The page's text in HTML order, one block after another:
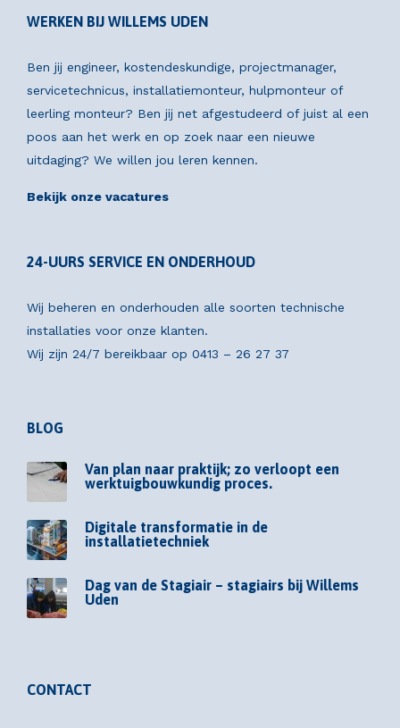
WERKEN BIJ WILLEMS UDEN
Ben jij engineer, kostendeskundige, projectmanager,
servicetechnicus, installatiemonteur, hulpmonteur of
leerling monteur? Ben jij net afgestudeerd of juist al een
poos aan het werk en op zoek naar een nieuwe
uitdaging? We willen jou leren kennen.
Bekijk onze vacatures
24-UURS SERVICE EN ONDERHOUD
Wij beheren en onderhouden alle soorten technische
installaties voor onze klanten.
Wij zijn 24/7 bereikbaar op 0413 – 26 27 37
BLOG
Van plan naar praktijk; zo verloopt een
werktuigbouwkundig proces.
Digitale transformatie in de
installatietechniek
Dag van de Stagiair – stagiairs bij Willems
Uden
CONTACT